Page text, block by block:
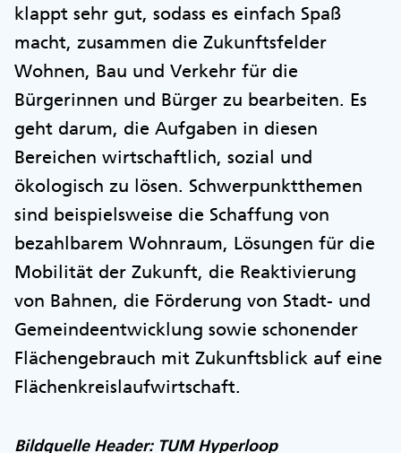
klappt sehr gut, sodass es einfach Spaß
macht, zusammen die Zukunftsfelder
Wohnen, Bau und Verkehr für die
Bürgerinnen und Bürger zu bearbeiten. Es
geht darum, die Aufgaben in diesen
Bereichen wirtschaftlich, sozial und
ökologisch zu lösen. Schwerpunktthemen
sind beispielsweise die Schaffung von
bezahlbarem Wohnraum, Lösungen für die
Mobilität der Zukunft, die Reaktivierung
von Bahnen, die Förderung von Stadt- und
Gemeindeentwicklung sowie schonender
Flächengebrauch mit Zukunftsblick auf eine
Flächenkreislaufwirtschaft.
Bildquelle Header: TUM Hyperloop